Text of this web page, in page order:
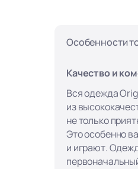
Особенности
Качество и
Вся одежда
из
не только
Это особенно
и играют.